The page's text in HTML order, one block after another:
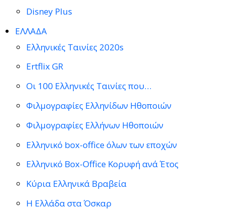
Disney Plus
ΕΛΛΑΔΑ
Ελληνικές Ταινίες 2020s
Ertflix GR
Οι 100 Ελληνικές Ταινίες που…
Φιλμογραφίες Ελληνίδων Ηθοποιών
Φιλμογραφίες Ελλήνων Ηθοποιών
Ελληνικό box-office όλων των εποχών
Ελληνικό Box-Office Κορυφή ανά Έτος
Κύρια Ελληνικά Βραβεία
Η Ελλάδα στα Όσκαρ